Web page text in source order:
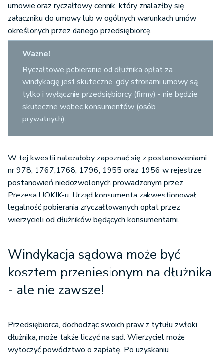
umowie oraz ryczałtowy cennik, który znalazłby się
załączniku do umowy lub w ogólnych warunkach umów
określonych przez danego przedsiębiorcę.
Ważne!
Ryczałtowe pobieranie od dłużnika opłat za
windykację jest skuteczne, gdy stronami umowy są
tylko i wyłącznie przedsiębiorcy (firmy) - nie będzie
skuteczne wobec konsumentów (osób
prywatnych).
W tej kwestii należałoby zapoznać się z postanowieniami
nr 978, 1767,1768, 1796, 1955 oraz 1956 w rejestrze
postanowień niedozwolonych prowadzonym przez
Prezesa UOKIK-u. Urząd konsumenta zakwestionował
legalność pobierania zryczałtowanych opłat przez
wierzycieli od dłużników będących konsumentami.
Windykacja sądowa może być
kosztem przeniesionym na dłużnika
- ale nie zawsze!
Przedsiębiorca, dochodząc swoich praw z tytułu zwłoki
dłużnika, może także liczyć na sąd. Wierzyciel może
wytoczyć powództwo o zapłatę. Po uzyskaniu